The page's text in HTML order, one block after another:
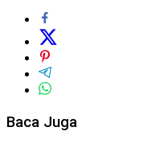
Baca Juga